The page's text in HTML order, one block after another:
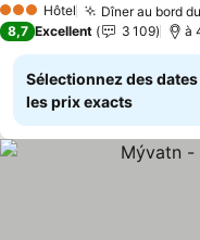
3 ÉtoilesHôtel Dîner au bord
8,7 Excellent 3 109 à
Sélectionnez des
les prix exacts